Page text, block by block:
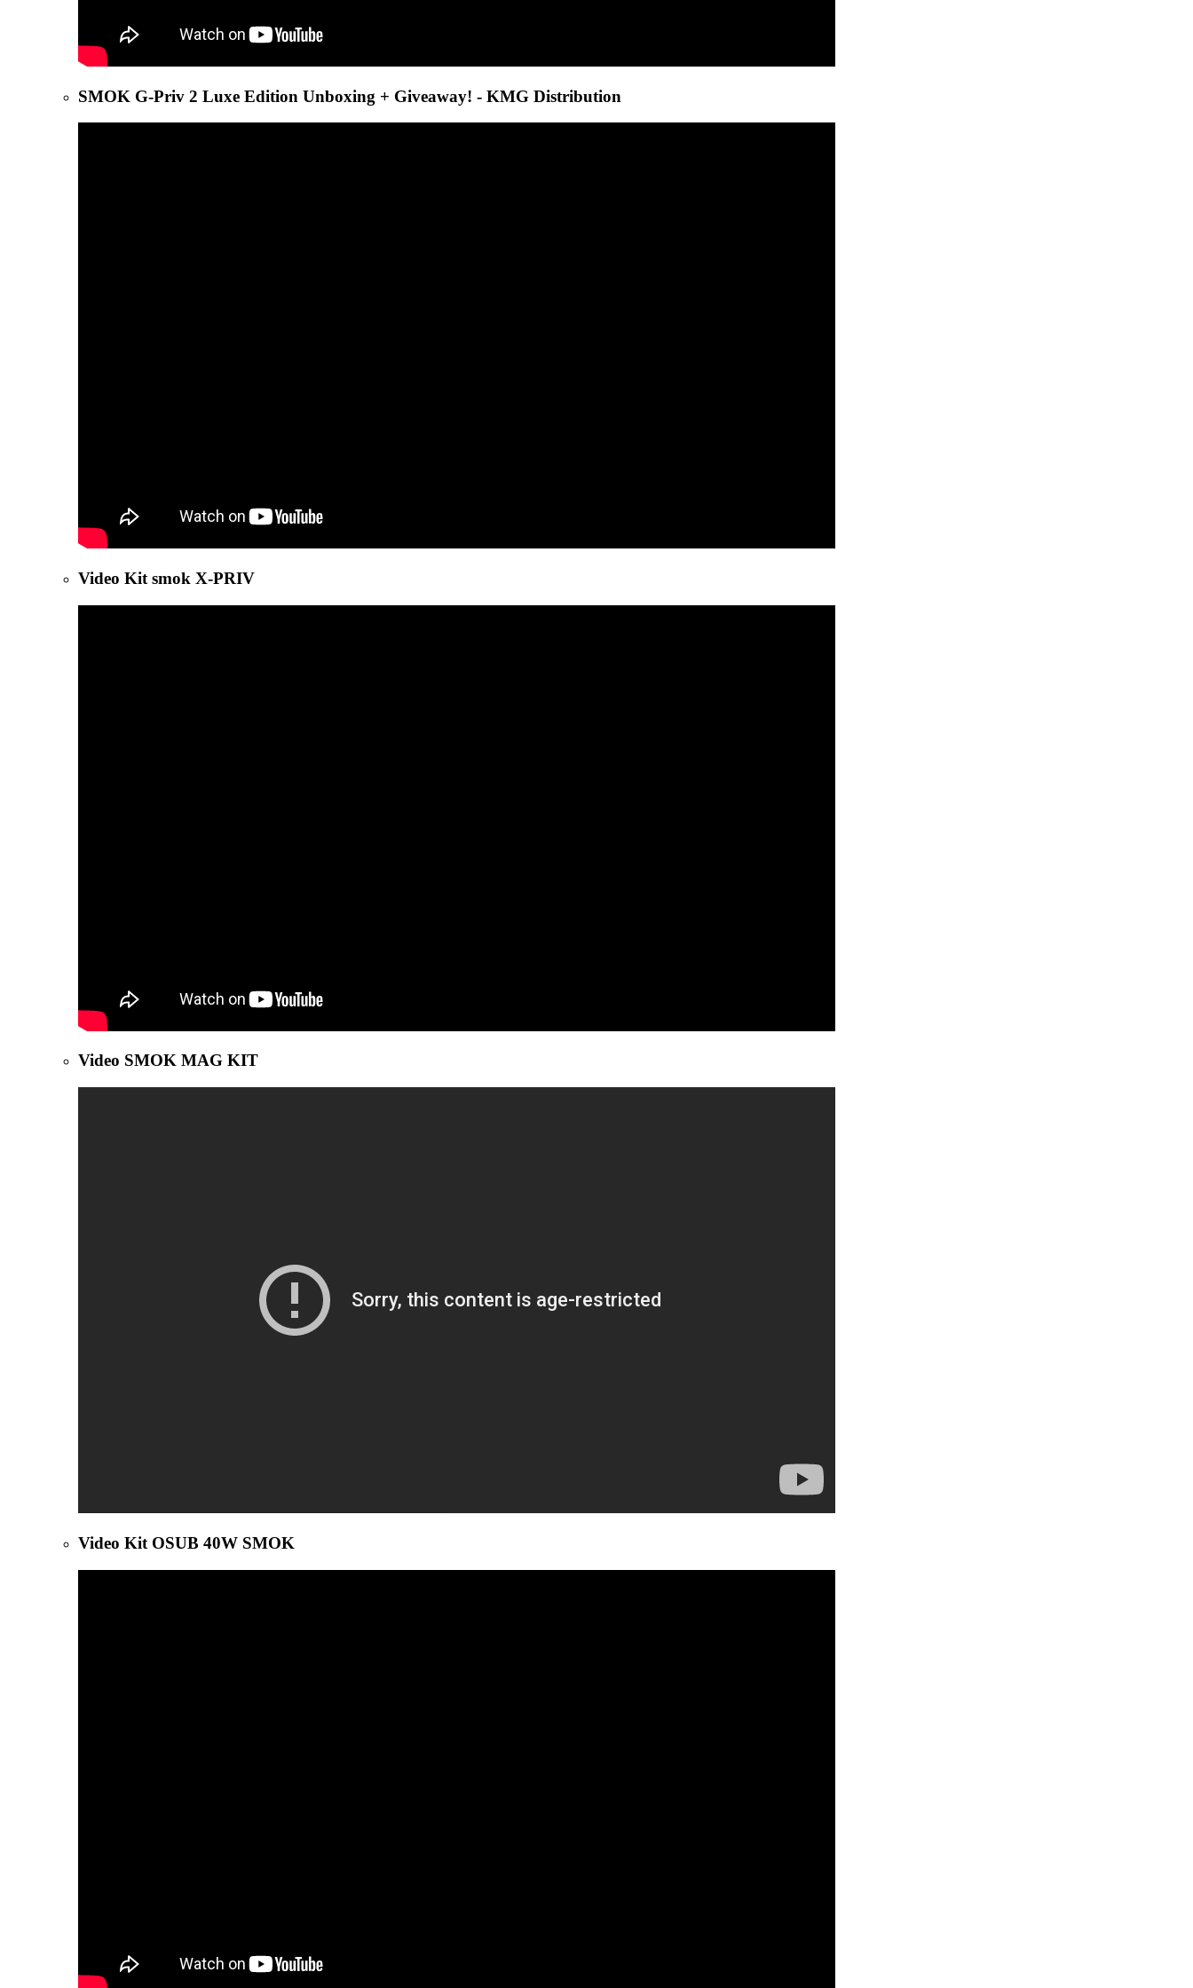
SMOK G-Priv 2 Luxe Edition Unboxing + Giveaway! - KMG Distribution
Video Kit smok X-PRIV
Video SMOK MAG KIT
Video Kit OSUB 40W SMOK